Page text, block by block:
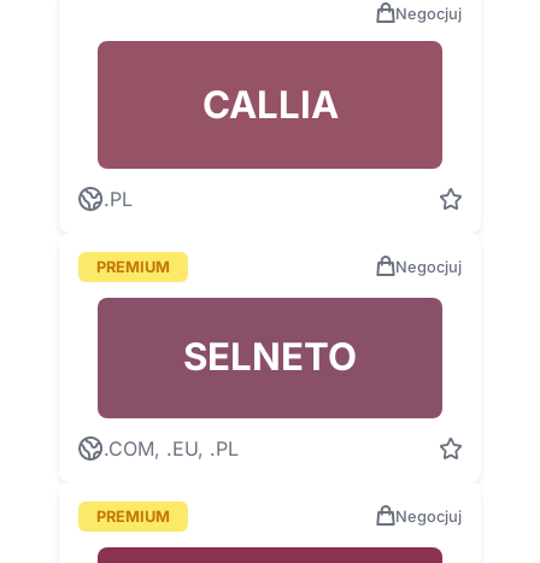
Negocjuj
CALLIA
.PL
PREMIUM Negocjuj
SELNETO
.COM, .EU, .PL
PREMIUM Negocjuj